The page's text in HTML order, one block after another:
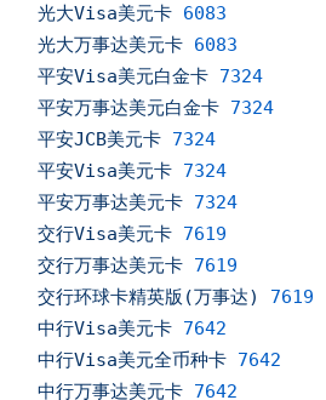
光大Visa美元卡 6083
光大万事达美元卡 6083
平安Visa美元白金卡 7324
平安万事达美元白金卡 7324
平安JCB美元卡 7324
平安Visa美元卡 7324
平安万事达美元卡 7324
交行Visa美元卡 7619
交行万事达美元卡 7619
交行环球卡精英版(万事达)
7619
中行Visa美元卡 7642
中行Visa美元全币种卡 7642
中行万事达美元卡 7642